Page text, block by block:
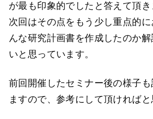
が最も印象的でしたと答えて頂き
次回はその点をもう少し重点的
んな研究計画書を作成したのか
いと思っています。
前回開催したセミナー後の様子
ますので、参考にして頂ければと